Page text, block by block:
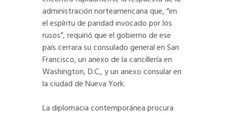
administración norteamericana que, “en
el espíritu de paridad invocado por los
rusos”, requirió que el gobierno de ese
país cerrara su consulado general en San
Francisco, un anexo de la cancillería en
Washington, D.C., y un anexo consular en
la ciudad de Nueva York.
La diplomacia contemporánea procura